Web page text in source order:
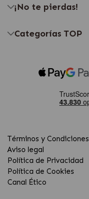
¡No te pierdas!
Categorías TOP
Términos y Condiciones
Aviso legal
Política de Privacidad
Política de Cookies
Canal Ético